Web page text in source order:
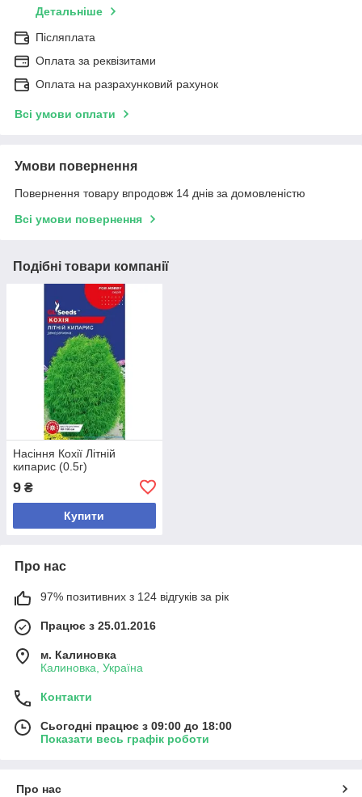
Детальніше
Післяплата
Оплата за реквізитами
Оплата на разрахунковий рахунок
Всі умови оплати
Умови повернення
Повернення товару впродовж 14 днів за домовленістю
Всі умови повернення
Подібні товари компанії
Насіння Кохії Лiтнiй
кипарис (0.5г)
9 ₴
Купити
Про нас
97% позитивних з 124 відгуків за рік
Працює з 25.01.2016
м. Калиновка
Калиновка, Україна
Контакти
Сьогодні працює з 09:00 до 18:00
Показати весь графік роботи
Про нас